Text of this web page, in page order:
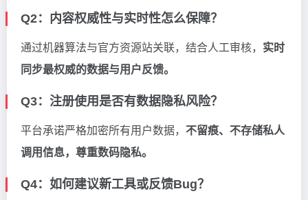
Q2：内容权威性与实时性怎么保障？
通过机器算法与官方资源站关联，结合人工审核， 实时
同步最权威的数据与用户反馈。
Q3：注册使用是否有数据隐私风险？
平台承诺严格加密所有用户数据， 不留痕、不存储私人
调用信息，尊重数码隐私。
Q4：如何建议新工具或反馈Bug？